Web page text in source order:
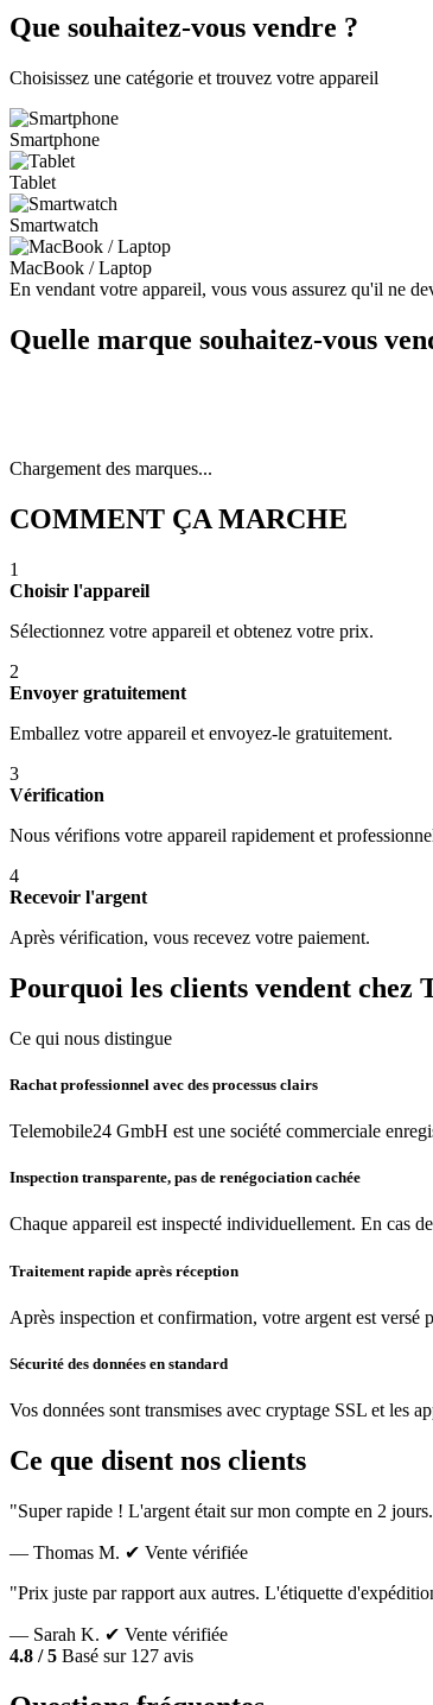
Que souhaitez-vous vendre ?
Choisissez une catégorie et trouvez votre appareil
Smartphone
Tablet
Smartwatch
MacBook / Laptop
En vendant votre appareil, vous vous assurez qu'il ne
Quelle marque souhaitez-vous
Chargement des marques...
COMMENT ÇA MARCHE
1
Choisir l'appareil
Sélectionnez votre appareil et obtenez votre prix.
2
Envoyer gratuitement
Emballez votre appareil et envoyez-le gratuitement.
3
Vérification
Nous vérifions votre appareil rapidement et
4
Recevoir l'argent
Après vérification, vous recevez votre paiement.
Pourquoi les clients vendent chez
Ce qui nous distingue
Rachat professionnel avec des processus clairs
Telemobile24 GmbH est une société commerciale
Inspection transparente, pas de renégociation cachée
Chaque appareil est inspecté individuellement. En cas
Traitement rapide après réception
Après inspection et confirmation, votre argent est versé
Sécurité des données en standard
Vos données sont transmises avec cryptage SSL et les
Ce que disent nos clients
"Super rapide ! L'argent était sur mon compte en 2
— Thomas M. ✔ Vente vérifiée
"Prix juste par rapport aux autres. L'étiquette
— Sarah K. ✔ Vente vérifiée
4.8 / 5 Basé sur 127 avis